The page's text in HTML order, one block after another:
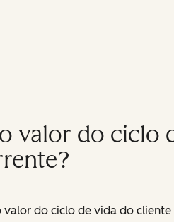
valor do ciclo
do ciclo de vida do cliente